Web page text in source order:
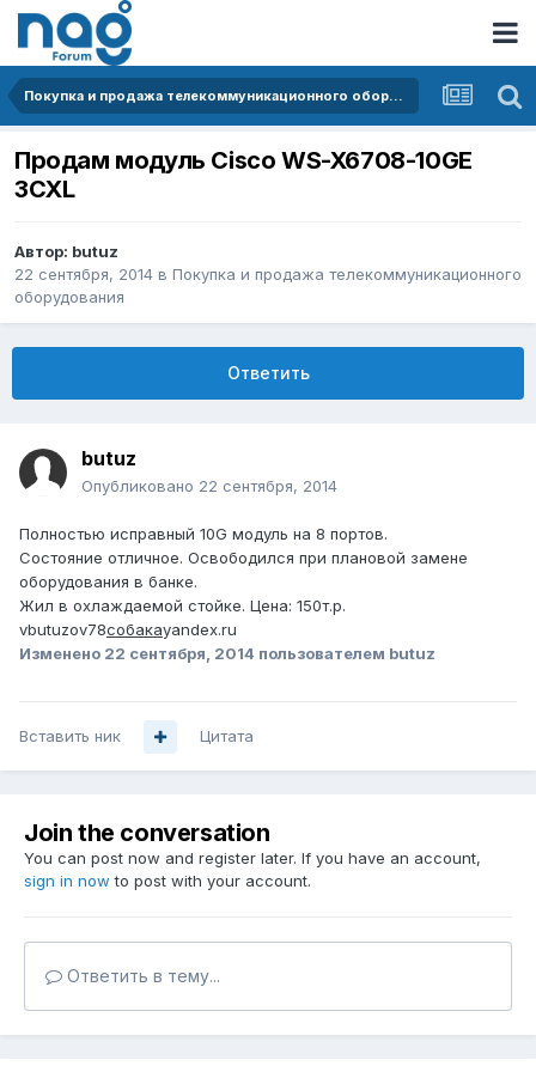
Покупка и продажа телекоммуникационного оборудования
Продам модуль Cisco WS-X6708-10GE
3CXL
Автор: butuz
22 сентября, 2014 в Покупка и продажа телекоммуникационного
оборудования
Ответить
butuz
Опубликовано 22 сентября, 2014
Полностью исправный 10G модуль на 8 портов.
Состояние отличное. Освободился при плановой замене
оборудования в банке.
Жил в охлаждаемой стойке. Цена: 150т.р.
vbutuzov78собакаyandex.ru
Изменено 22 сентября, 2014 пользователем butuz
Вставить ник Цитата
Join the conversation
You can post now and register later. If you have an account,
sign in now to post with your account.
Ответить в тему...